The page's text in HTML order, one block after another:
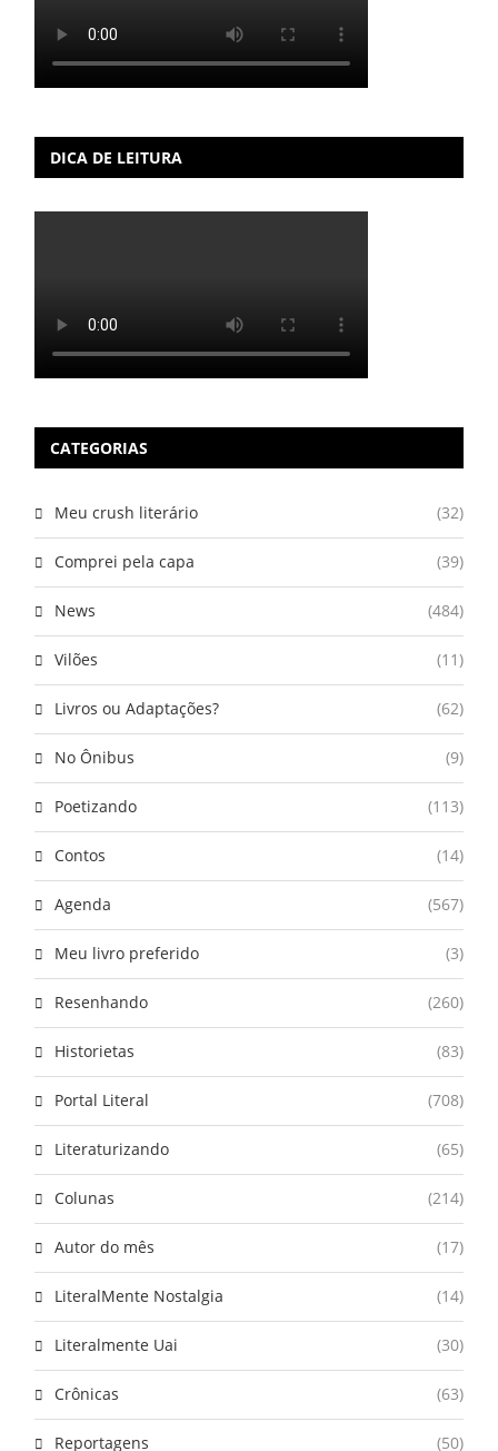
DICA DE LEITURA
CATEGORIAS
Meu crush literário (32)
Comprei pela capa (39)
News (484)
Vilões (11)
Livros ou Adaptações? (62)
No Ônibus (9)
Poetizando (113)
Contos (14)
Agenda (567)
Meu livro preferido (3)
Resenhando (260)
Historietas (83)
Portal Literal (708)
Literaturizando (65)
Colunas (214)
Autor do mês (17)
LiteralMente Nostalgia (14)
Literalmente Uai (30)
Crônicas (63)
Reportagens (50)